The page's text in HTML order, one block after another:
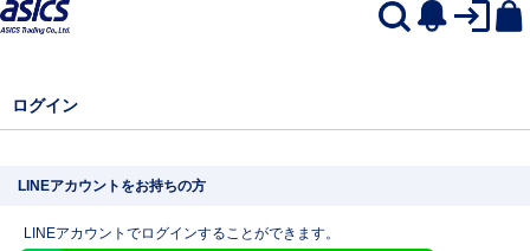
ログイン
LINEアカウントをお持ちの方
LINEアカウントでログインすることができます。